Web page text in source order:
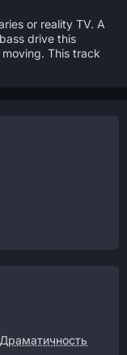
or reality TV. A
drive this
This track
Драматичность